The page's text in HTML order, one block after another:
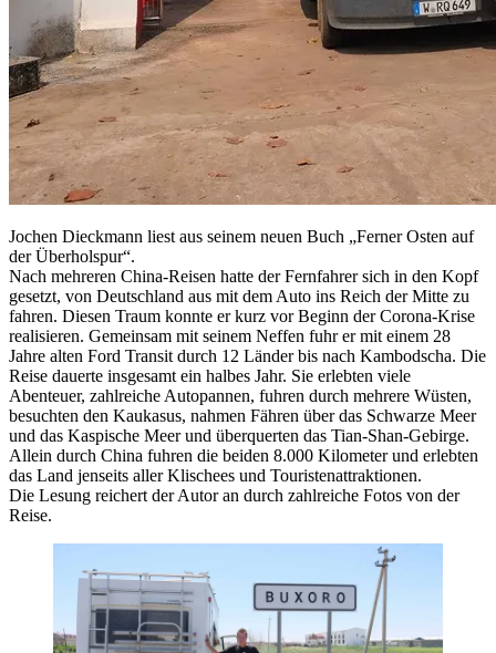
Jochen Dieckmann liest aus seinem neuen Buch „Ferner Osten auf
der Überholspur“.
Nach mehreren China-Reisen hatte der Fernfahrer sich in den Kopf
gesetzt, von Deutschland aus mit dem Auto ins Reich der Mitte zu
fahren. Diesen Traum konnte er kurz vor Beginn der Corona-Krise
realisieren. Gemeinsam mit seinem Neffen fuhr er mit einem 28
Jahre alten Ford Transit durch 12 Länder bis nach Kambodscha. Die
Reise dauerte insgesamt ein halbes Jahr. Sie erlebten viele
Abenteuer, zahlreiche Autopannen, fuhren durch mehrere Wüsten,
besuchten den Kaukasus, nahmen Fähren über das Schwarze Meer
und das Kaspische Meer und überquerten das Tian-Shan-Gebirge.
Allein durch China fuhren die beiden 8.000 Kilometer und erlebten
das Land jenseits aller Klischees und Touristenattraktionen.
Die Lesung reichert der Autor an durch zahlreiche Fotos von der
Reise.